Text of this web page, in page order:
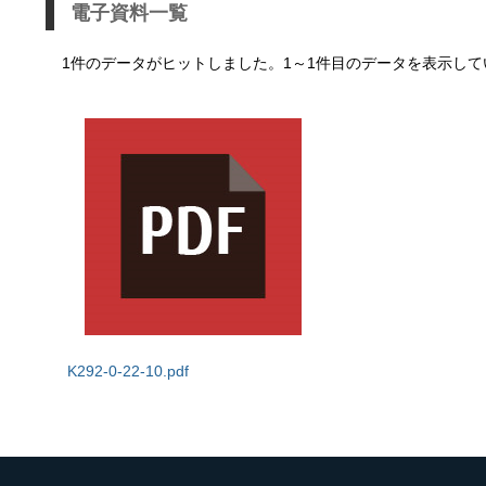
電子資料一覧
1件のデータがヒットしました。1～1件目のデータを表示し
K292-0-22-10.pdf